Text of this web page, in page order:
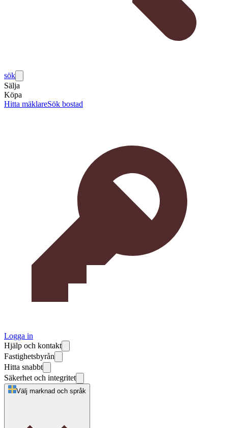
sök
Sälja
Köpa
Hitta mäklareSök bostad
Logga in
Hjälp och kontakt
Fastighetsbyrån
Hitta snabbt
Säkerhet och integritet
Välj marknad och språk